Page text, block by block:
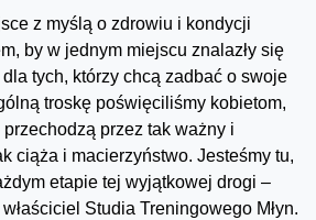
z myślą o zdrowiu i kondycji
by w jednym miejscu znalazły się
tych, którzy chcą zadbać o swoje
troskę poświęciliśmy kobietom,
przechodzą przez tak ważny i
ciąża i macierzyństwo. Jesteśmy tu,
etapie tej wyjątkowej drogi –
właściciel Studia Treningowego Młyn.